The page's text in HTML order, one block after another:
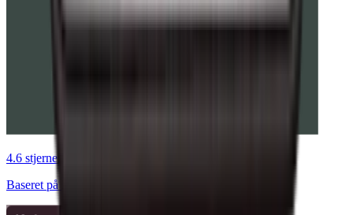
4.6 stjerner af 5
Baseret på 9.555 reviews